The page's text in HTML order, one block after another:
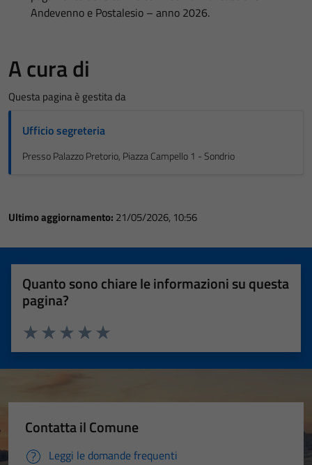
Andevenno e Postalesio – anno 2026.
A cura di
Questa pagina è gestita da
Ufficio segreteria
Presso Palazzo Pretorio, Piazza Campello 1 - Sondrio
Ultimo aggiornamento: 21/05/2026, 10:56
Quanto sono chiare le informazioni su questa
pagina?
Valuta 5 stelle su 5
Valuta 4 stelle su 5
Valuta 3 stelle su 5
Valuta 2 stelle su 5
Valuta 1 stelle su 5
Contatta il Comune
Leggi le domande frequenti